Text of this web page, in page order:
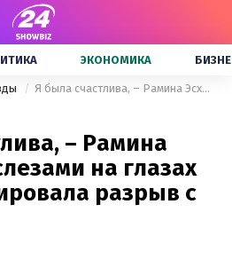
ЭКОНОМИКА
Я была счастлива, – Рамина Эсхакзай со слезами на глазах прокомментировала разрыв с женихом
– Рамина
на глазах
разрыв с